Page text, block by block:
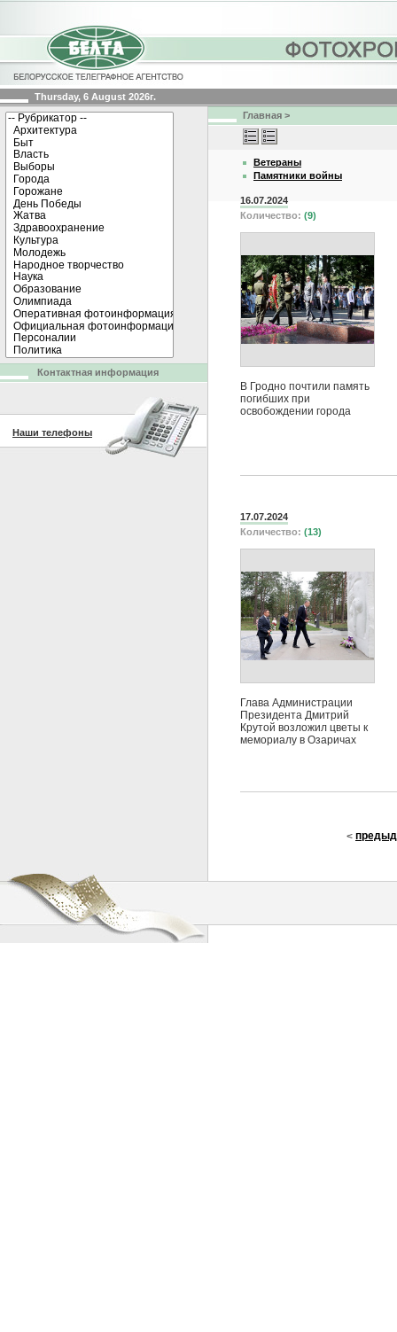
Thursday, 6 August 2026г.
Главная >
Ветераны
Памятники войны
16.07.2024
Количество: (9)
В Гродно почтили память
погибших при
освобождении города
17.07.2024
Количество: (13)
Глава Администрации
Президента Дмитрий
Крутой возложил цветы к
мемориалу в Озаричах
<
Контактная информация
Наши телефоны